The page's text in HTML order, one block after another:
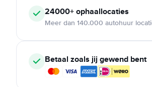
24000+ ophaallocaties
Meer dan 140.000 autohuur
Betaal zoals jij gewend bent